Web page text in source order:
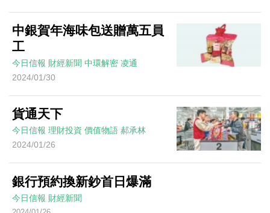
中銀賀年海味包送贈萬五員
工
今日信報 財經新聞 中環解密 凌通
2024/01/30
貨通天下
今日信報 理財投資 價值物語 郝承林
2024/01/26
銀行預約換新鈔首日爆滿
今日信報 財經新聞